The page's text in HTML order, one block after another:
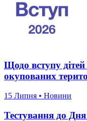
Щодо вступу
окупованих
15 Липня • Новини
Тестування до